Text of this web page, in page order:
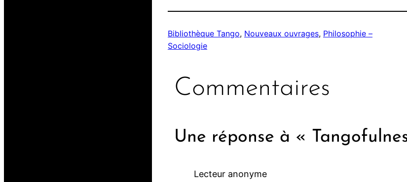
Bibliothèque Tango, Nouveaux ouvrages, Philosophie –
Sociologie
Commentaires
Une réponse à «
Lecteur anonyme